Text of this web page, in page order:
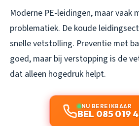
Moderne PE-leidingen, maar vaak
problematiek. De koude
snelle vetstolling. Preventie met
goed, maar bij verstopping is de
dat alleen hogedruk helpt.
NU BEREIKBAAR
BEL 085 019